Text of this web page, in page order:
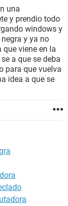
una
y prendio todo
windows y
y ya no
viene en la
a que se deba
para que vuelva
idea a que se